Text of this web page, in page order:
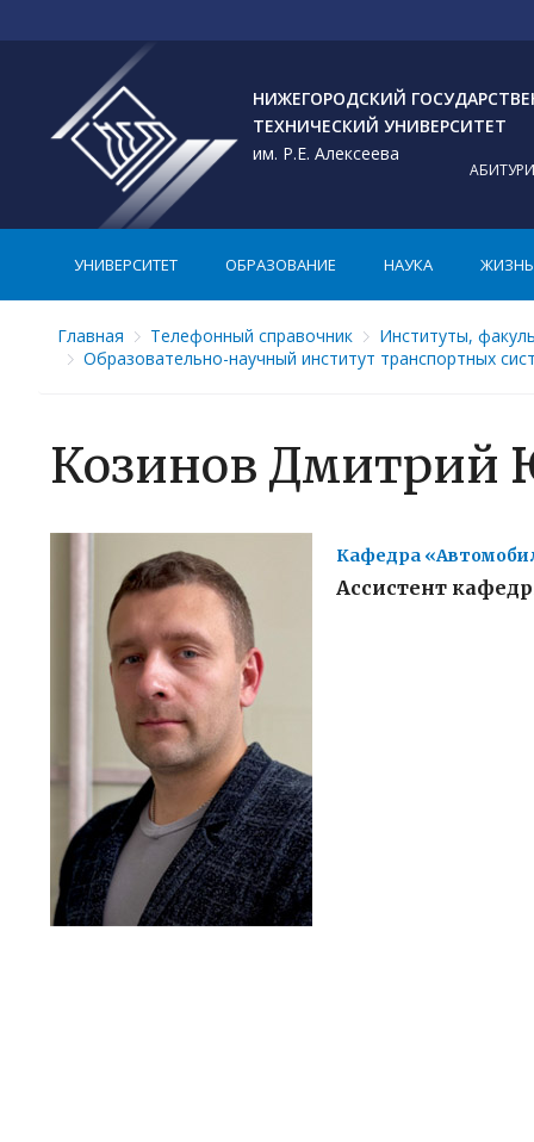
НИЖЕГОРОДСКИЙ
ТЕХНИЧЕСКИЙ УНИВЕРСИТЕТ
им. Р.Е. Алексеева
УНИВЕРСИТЕТ ОБРАЗОВАНИЕ НАУКА ЖИЗНЬ
Главная Телефонный справочник
Институты,
Образовательно-научный институт транспортных
Козинов Дмитрий
Кафедра
Ассистент